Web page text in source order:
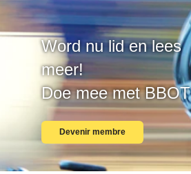
Word nu lid en lees
meer!
Doe mee met BBOT
Devenir membre